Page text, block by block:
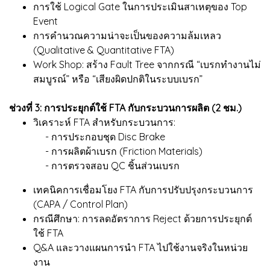
การใช้ Logical Gate ในการประเมินสาเหตุของ Top
Event
การคำนวณความน่าจะเป็นของความล้มเหลว
(Qualitative & Quantitative FTA)
Work Shop: สร้าง Fault Tree จากกรณี “เบรกทำงานไม่
สมบูรณ์” หรือ “เสียงผิดปกติในระบบเบรก”
ช่วงที่ 3: การประยุกต์ใช้ FTA กับกระบวนการผลิต (2 ชม.)
วิเคราะห์ FTA สำหรับกระบวนการ:
- การประกอบชุด Disc Brake
- การผลิตผ้าเบรก (Friction Materials)
- การตรวจสอบ QC ชิ้นส่วนเบรก
เทคนิคการเชื่อมโยง FTA กับการปรับปรุงกระบวนการ
(CAPA / Control Plan)
กรณีศึกษา: การลดอัตราการ Reject ด้วยการประยุกต์
ใช้ FTA
Q&A และวางแผนการนำ FTA ไปใช้งานจริงในหน่วย
งาน